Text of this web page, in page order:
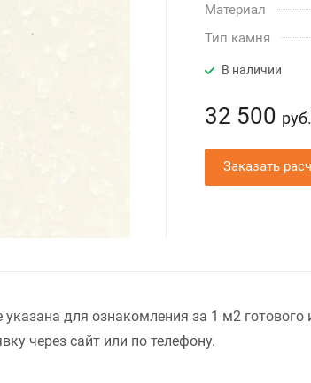
Материал
Тип камня
В наличии
32 500 руб.
Заказать
для ознакомления за 1 м2
через сайт или по телефону.